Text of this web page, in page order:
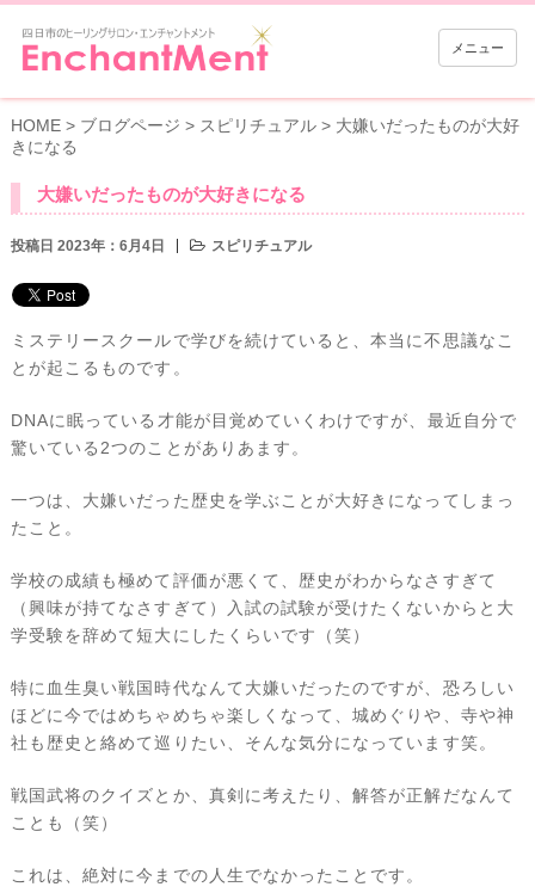
メニュー
HOME> ブログページ > スピリチュアル> 大嫌いだったものが大好
きになる
大嫌いだったものが大好きになる
投稿日 2023年：6月4日 スピリチュアル
ミステリースクールで学びを続けていると、本当に不思議なこ
とが起こるものです。
DNAに眠っている才能が目覚めていくわけですが、最近自分で
驚いている2つのことがありあます。
一つは、大嫌いだった歴史を学ぶことが大好きになってしまっ
たこと。
学校の成績も極めて評価が悪くて、歴史がわからなさすぎて
（興味が持てなさすぎて）入試の試験が受けたくないからと大
学受験を辞めて短大にしたくらいです（笑）
特に血生臭い戦国時代なんて大嫌いだったのですが、恐ろしい
ほどに今ではめちゃめちゃ楽しくなって、城めぐりや、寺や神
社も歴史と絡めて巡りたい、そんな気分になっています笑。
戦国武将のクイズとか、真剣に考えたり、解答が正解だなんて
ことも（笑）
これは、絶対に今までの人生でなかったことです。